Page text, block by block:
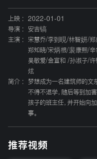
上映 :
2022-01-01
导演 :
安吉镐
主演 :
宋慧乔/李到晛/林智妍/郑
郑知晓/宋炳根/裴康熙/辛
吴敏爱/金宣和 /孙淑子/许
炫
简介 :
梦想成为一名建筑师的文
不得不退学，随后等到加
孩子的班主任，并开始向
事。
推荐视频